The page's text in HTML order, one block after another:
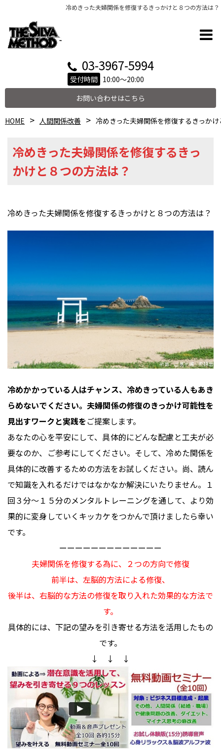
冷めきった夫婦関係を修復するきっかけと８つの方法は？
03-3967-5994
受付時間 10:00～20:00
お問い合わせはこちら
HOME 人間関係改善 冷めきった夫婦関係を修復するきっか
冷めきった夫婦関係を修復するきっ
かけと８つの方法は？
冷めきった夫婦関係を修復するきっかけと８つの方法は？
冷めかかっている人はチャンス、冷めきっている人もあき
らめないでください。夫婦関係の修復のきっかけ可能性を
見出すワークと実践をご提案します。
あなたの心を平安にして、具体的にどんな配慮と工夫が必
要なのか、ご参考にしてください。そして、冷めた関係を
具体的に改善するための方法をお試しください。尚、読ん
で知識を入れるだけではなかなか解決にいたりません。１
回３分～１５分のメンタルトレーニングを通して、より効
果的に変身していくキッカケをつかんで頂けましたら幸い
です。
ーーーーーーーーーーーーー
夫婦関係を修復する為に、２つの方向で修復
前半は、左脳的方法による修復、
後半は、右脳的な方法の修復を取り入れた効果的な方法で
す。
具体的には、下記の望みを引き寄せる方法を活用したもの
です。
↓ ↓ ↓